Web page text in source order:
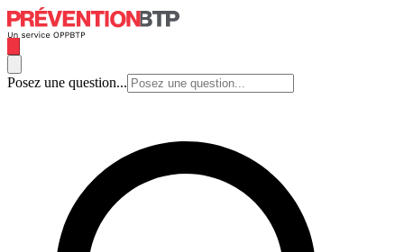
Posez une question...